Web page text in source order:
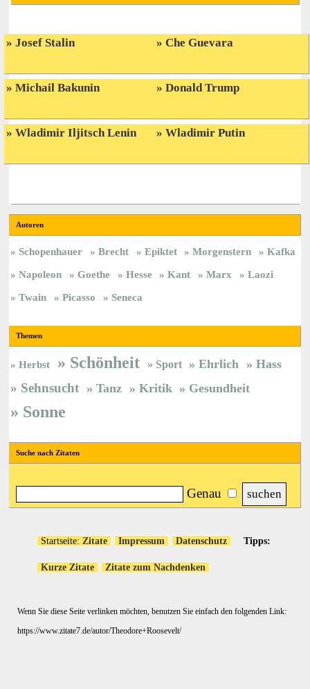
Josef Stalin
Michail Bakunin
Wladimir Iljitsch Lenin
Che Guevara
Donald Trump
Wladimir Putin
Autoren
Schopenhauer Brecht Epiktet Morgenstern
Kafka
Napoleon
Goethe Hesse Kant Marx
Laozi
Twain
Picasso Seneca
Themen
Herbst Schönheit Sport Ehrlich Hass
Sehnsucht Tanz Kritik Gesundheit
Sonne
Suche nach Zitaten
Genau
Startseite: Zitate Impressum Datenschutz Tipps:
Kurze Zitate Zitate zum Nachdenken
Wenn Sie diese Seite verlinken möchten, benutzen Sie einfach den folgenden Link:
https://www.zitate7.de/autor/Theodore+Roosevelt/